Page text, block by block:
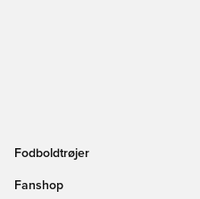
Fodboldtrøjer
Fanshop